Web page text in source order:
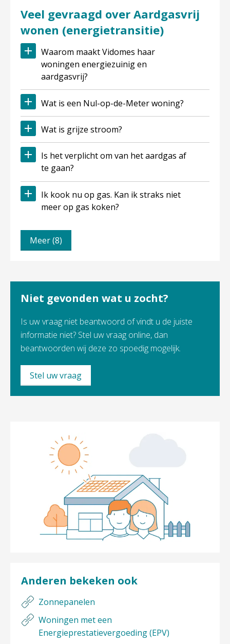
Veel gevraagd over Aardgasvrij
wonen (energietransitie)
Waarom maakt Vidomes haar
woningen energiezuinig en
aardgasvrij?
Wat is een Nul-op-de-Meter woning?
Wat is grijze stroom?
Is het verplicht om van het aardgas af
te gaan?
Ik kook nu op gas. Kan ik straks niet
meer op gas koken?
Meer (8)
Niet gevonden wat u zocht?
Is uw vraag niet beantwoord of vindt u de juiste
informatie niet? Stel uw vraag online, dan
beantwoorden wij deze zo spoedig mogelijk.
Stel uw vraag
Anderen bekeken ook
Zonnepanelen
Woningen met een
Energieprestatievergoeding (EPV)